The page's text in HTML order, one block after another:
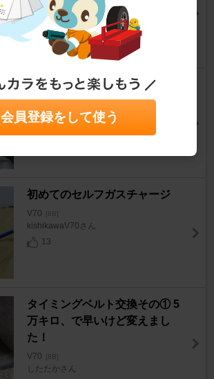
Misty875さん
10
1
グリル再塗装
Misty875さん
初めてのセルフガスチャージ
V70 [8B]
kishikawaV70さん
13
タイミングベルト交換その① 5
万キロ、で早いけど変えまし
た！
V70 [8B]
したたかさん
会員登録をして使う